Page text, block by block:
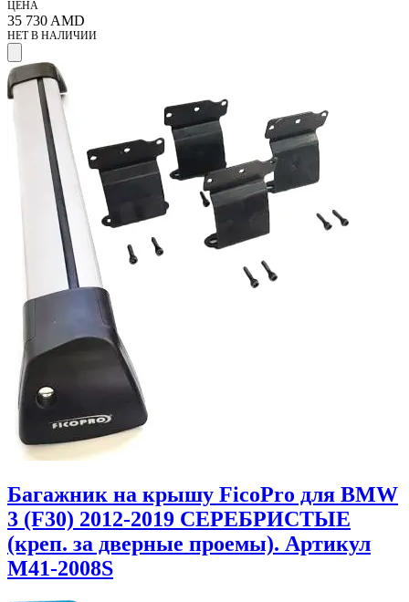
ЦЕНА
35 730 AMD
НЕТ В НАЛИЧИИ
Багажник на крышу FicoPro для BMW
3 (F30) 2012-2019 СЕРЕБРИСТЫЕ
(креп. за дверные проемы). Артикул
M41-2008S